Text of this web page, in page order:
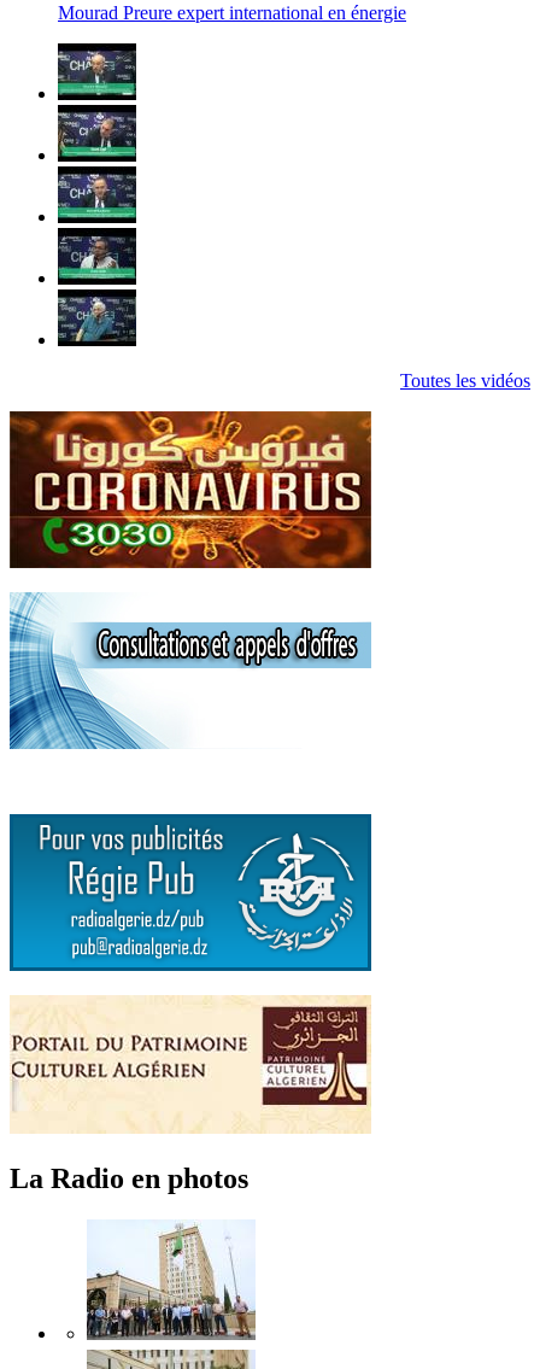
Mourad Preure expert international en énergie
Toutes les vidéos
La Radio en photos